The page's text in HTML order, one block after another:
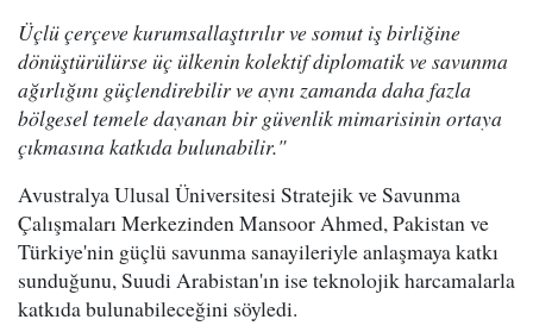
Üçlü çerçeve kurumsallaştırılır ve somut iş birliğine
dönüştürülürse üç ülkenin kolektif diplomatik ve savunma
ağırlığını güçlendirebilir ve aynı zamanda daha fazla
bölgesel temele dayanan bir güvenlik mimarisinin ortaya
çıkmasına katkıda bulunabilir."
Avustralya Ulusal Üniversitesi Stratejik ve Savunma
Çalışmaları Merkezinden Mansoor Ahmed, Pakistan ve
Türkiye'nin güçlü savunma sanayileriyle anlaşmaya katkı
sunduğunu, Suudi Arabistan'ın ise teknolojik harcamalarla
katkıda bulunabileceğini söyledi.